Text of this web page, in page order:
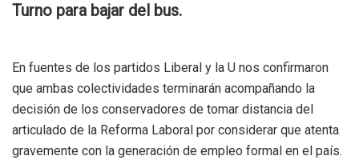
Turno para bajar del bus.
En fuentes de los partidos Liberal y la U nos confirmaron
que ambas colectividades terminarán acompañando la
decisión de los conservadores de tomar distancia del
articulado de la Reforma Laboral por considerar que atenta
gravemente con la generación de empleo formal en el país.